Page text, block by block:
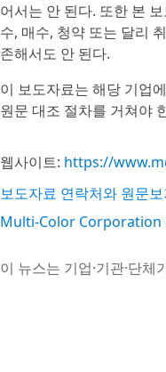
어서는 안 된다. 또한 본
수, 매수, 청약 또는 달리
존해서도 안 된다.
이 보도자료는 해당 기업
원문 대조 절차를 거쳐야
웹사이트: https://
보도자료 연락처와 원문
Multi-Color Corporation
이 뉴스는 기업·기관·단